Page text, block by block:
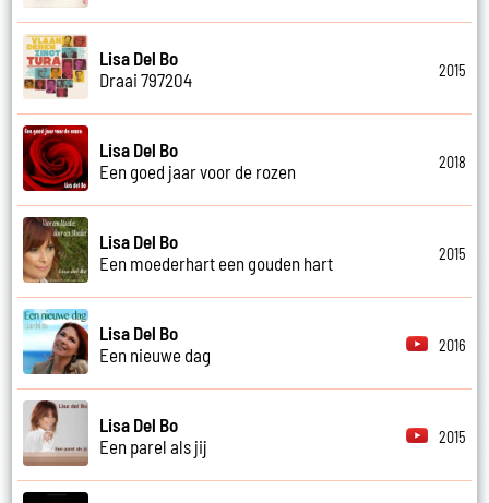
Lisa Del Bo
Draai 797204
2015
Lisa Del Bo
Een goed jaar voor de rozen
2018
Lisa Del Bo
Een moederhart een gouden hart
2015
Lisa Del Bo
Een nieuwe dag
2016
Lisa Del Bo
Een parel als jij
2015